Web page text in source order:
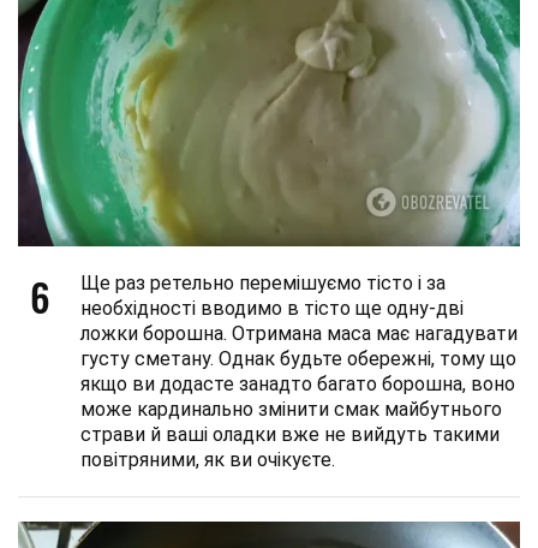
6
Ще раз ретельно перемішуємо тісто і за
необхідності вводимо в тісто ще одну-дві
ложки борошна. Отримана маса має нагадувати
густу сметану. Однак будьте обережні, тому що
якщо ви додасте занадто багато борошна, воно
може кардинально змінити смак майбутнього
страви й ваші оладки вже не вийдуть такими
повітряними, як ви очікуєте.